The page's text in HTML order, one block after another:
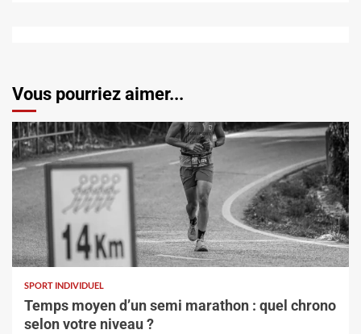
Vous pourriez aimer...
SPORT INDIVIDUEL
Temps moyen d’un semi marathon : quel chrono
selon votre niveau ?